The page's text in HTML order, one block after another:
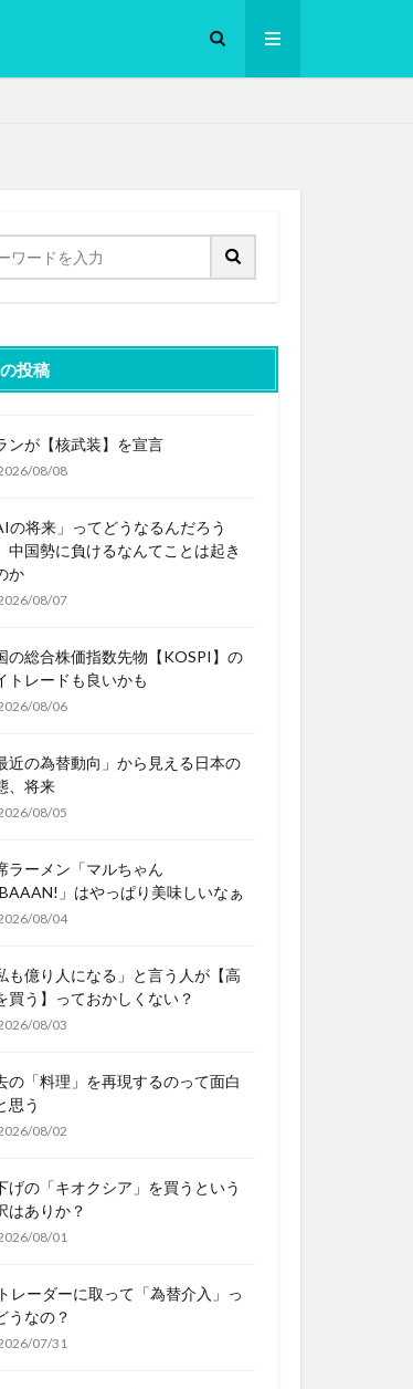
投稿
ンが【核武装】を宣言
08/08
の将来」ってどうなるんだろう
国勢に負けるなんてことは起き
か
08/07
の総合株価指数先物【KOSPI】の
トレードも良いかも
08/06
近の為替動向」から見える日本の
、将来
08/05
ラーメン「マルちゃん
」はやっぱり美味しいなぁ
08/04
も億り人になる」と言う人が【高
買う】っておかしくない？
08/03
の「料理」を再現するのって面白
思う
08/02
げの「キオクシア」を買うという
はありか？
08/01
レーダーに取って「為替介入」っ
うなの？
07/31